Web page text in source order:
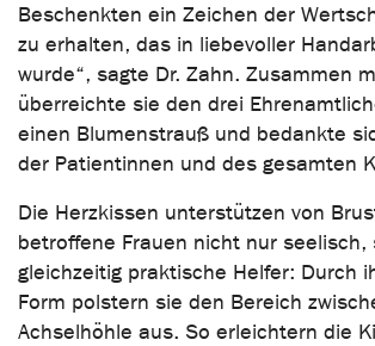
Beschenkten ein Zeichen der
zu erhalten, das in liebevoller
wurde“, sagte Dr. Zahn. Zusammen
überreichte sie den drei
einen Blumenstrauß und bedankte
der Patientinnen und des gesamten
Die Herzkissen unterstützen von
betroffene Frauen nicht nur seelisch,
gleichzeitig praktische Helfer: Durch
Form polstern sie den Bereich
Achselhöhle aus. So erleichtern die